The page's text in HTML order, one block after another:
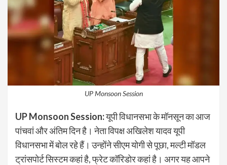
UP Monsoon Session
UP Monsoon Session:यूपी विधानसभा के मॉनसून का आज
पांचवां और अंतिम दिन है। नेता विपक्ष अखिलेश यादव यूपी
विधानसभा में बोल रहे हैं। उन्‍होंने सीएम योगी से पूछा, मल्‍टी मॉडल
ट्रांसपोर्ट सिस्‍टम कहां है, फ्रेट कॉरिडोर कहां है। अगर यह आपने